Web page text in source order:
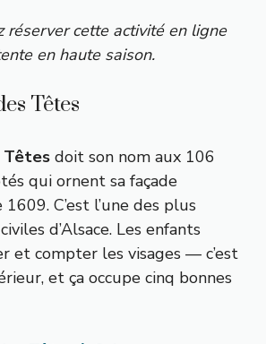
réserver cette activité en ligne
en haute saison.
Têtes
Têtes doit son nom aux 106
qui ornent sa façade
1609. C’est l’une des plus
d’Alsace. Les enfants
et compter les visages — c’est
et ça occupe cinq bonnes